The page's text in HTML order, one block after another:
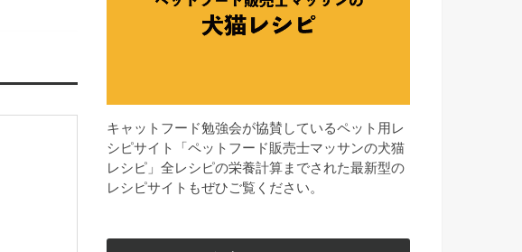
キャットフード勉強会が協賛しているペット用レ
シピサイト「ペットフード販売士マッサンの犬猫
レシピ」全レシピの栄養計算までされた最新型の
レシピサイトもぜひご覧ください。